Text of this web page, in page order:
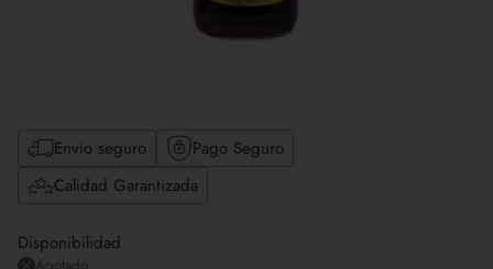
Envio seguro
Pago Seguro
Calidad Garantizada
Disponibilidad
Agotado